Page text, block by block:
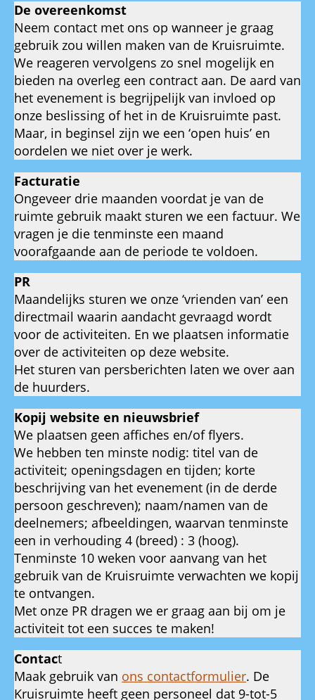
De overeenkomst
Neem contact met ons op wanneer je graag
gebruik zou willen maken van de Kruisruimte.
We reageren vervolgens zo snel mogelijk en
bieden na overleg een contract aan. De aard van
het evenement is begrijpelijk van invloed op
onze beslissing of het in de Kruisruimte past.
Maar, in beginsel zijn we een ‘open huis’ en
oordelen we niet over je werk.
Facturatie
Ongeveer drie maanden voordat je van de
ruimte gebruik maakt sturen we een factuur. We
vragen je die tenminste een maand
voorafgaande aan de periode te voldoen.
PR
Maandelijks sturen we onze ‘vrienden van’ een
directmail waarin aandacht gevraagd wordt
voor de activiteiten. En we plaatsen informatie
over de activiteiten op deze website.
Het sturen van persberichten laten we over aan
de huurders.
Kopij website en nieuwsbrief
We plaatsen geen affiches en/of flyers.
We hebben ten minste nodig: titel van de
activiteit; openingsdagen en tijden; korte
beschrijving van het evenement (in de derde
persoon geschreven); naam/namen van de
deelnemers; afbeeldingen, waarvan tenminste
een in verhouding 4 (breed) : 3 (hoog).
Tenminste 10 weken voor aanvang van het
gebruik van de Kruisruimte verwachten we kopij
te ontvangen.
Met onze PR dragen we er graag aan bij om je
activiteit tot een succes te maken!
Contact
Maak gebruik van ons contactformulier. De
Kruisruimte heeft geen personeel dat 9-tot-5